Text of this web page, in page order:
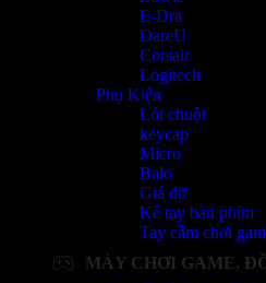
E-Dra
DareU
Corsair
Logitech
Phụ Kiện
Lót chuột
keycap
Micro
Balo
Giá đỡ
Kê tay bàn phím
Tay cầm chơi
MÁY CHƠI GAME,